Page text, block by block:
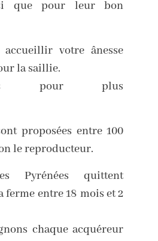
que pour leur bon
accueillir votre ânesse
la saillie.
nous pour plus
proposées entre 100
le reproducteur.
Pyrénées quittent
ferme entre 18 mois et 2
chaque acquéreur